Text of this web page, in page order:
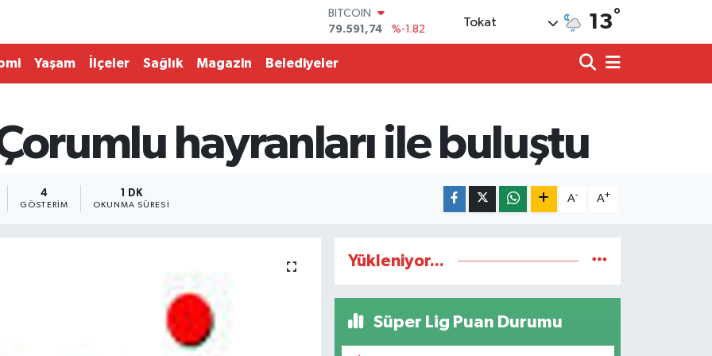
BITCOIN
79.591,74
%-1.82
DOLAR
45,43620
%0.18
G.ALTIN
6862,09000
%0.19
Tokat 13°
Yaşam İlçeler Sağlık Magazin Belediyeler
hayranları ile buluştu
4
GÖSTERIM
1 DK
OKUNMA SÜRESI
A- A+
Yükleniyor...
Süper Lig Puan Durumu